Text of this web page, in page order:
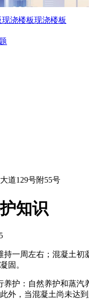
现浇楼板现浇楼板
知识
持一周左右；混凝土
固。
护：自然养护和蒸汽
外，当混凝土尚未达
道129号附55号